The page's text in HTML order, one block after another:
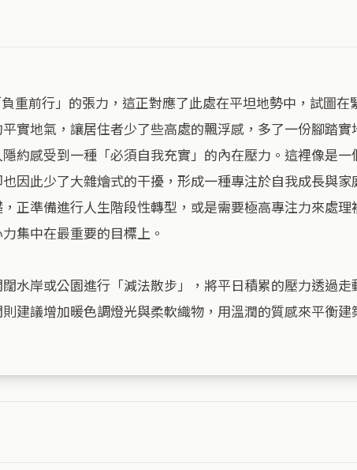
實地氣，讓居住者少了些高處的飄浮感，多了一份腳踏
約感受到一種「必須自我充實」的內在壓力。這裡像是
因此少了大雜燴式的干擾，形成一種專注於自我成長與
正準備進行人生階段性轉型，或是需要極高專注力來處
集中在最重要的目標上。
水岸或公園進行「減法散步」，將平日積累的壓力透過
建議增加暖色調燈光與柔軟織物，用溫潤的質感來平衡